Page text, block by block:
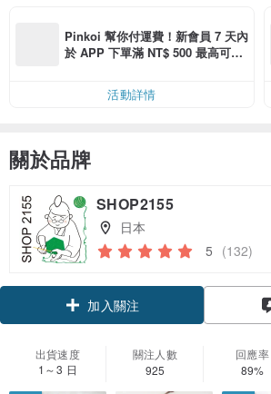
Pinkoi 幫你付運費！新會員 7 天內
於 APP 下單滿 NT$ 500 最高可折
活動詳情
關於品牌
SHOP2155
日本
5 (132)
領優惠券
加入關注
出貨速度
1～3 日
關注人數
925
回應率
89%